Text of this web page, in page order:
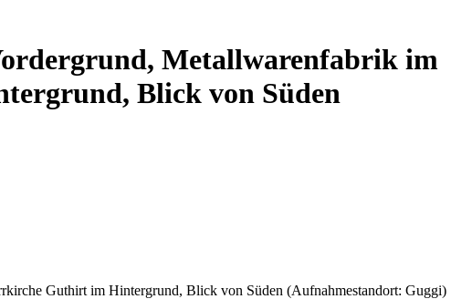
Metallwarenfabrik im
Blick von Süden
Guthirt im Hintergrund, Blick von Süden (Aufnahmestandort: Guggi)